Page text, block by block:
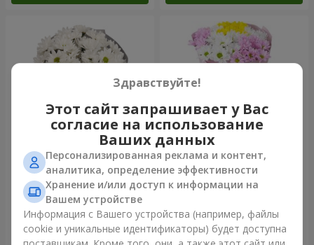
Букет "Киото" из 5 белых
хризантем
999 грн
Заказать
Букет "Времена года"
Заказать
Здравствуйте!
Этот сайт запрашивает у Вас
согласие на использование
Ваших данных
Персонализированная реклама и контент,
аналитика, определение эффективности
Хранение и/или доступ к информации на
Вашем устройстве
Информация с Вашего устройства (например, файлы
cookie и уникальные идентификаторы) будет доступна